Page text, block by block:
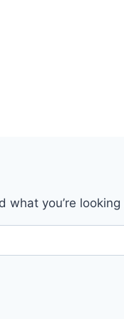
what you’re